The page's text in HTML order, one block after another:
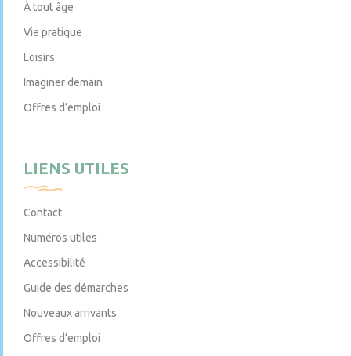
À tout âge
Vie pratique
Loisirs
Imaginer demain
Offres d’emploi
LIENS UTILES
Contact
Numéros utiles
Accessibilité
Guide des démarches
Nouveaux arrivants
Offres d’emploi